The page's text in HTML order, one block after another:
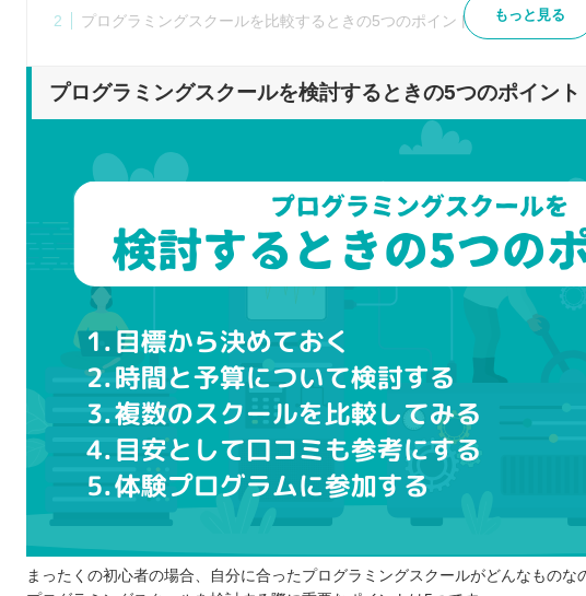
プログラミングスクールを比較するときの5つのポイント
サポートの内容を確認する
トータルでどれくらい費用がかかるのか調べる
プログラミングスクールに通う4つのメリット
効率良くプログラミングについて学べる
現場で役立つ知識も教えてもらえる
わからない箇所も聞きやすい
就職・転職をサポートするスクールもある
プログラミングスクールに通う3つのデメリット
高額な費用がかかりやすい
学習内容が限られている
スケジュール調整が難しい場合も
プログラミング言語は何を学ぶのが良いのか
子ども向け・大人向けプログラミングスクールの違い
プログラミングスクールで挫折しないコツ
もっと見る
プログラミングスクールを検討するときの5つのポイント
まったくの初心者の場合、自分に合ったプログラミングスクールがどんなものな